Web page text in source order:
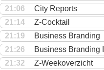
21:06
City Reports
21:14
Z-Cocktail
21:19
Business Branding
21:26
Business Branding
21:32
Z-Weekoverzicht